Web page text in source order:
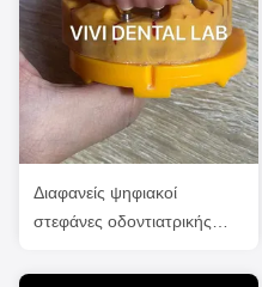
Διαφανείς ψηφιακοί
στεφάνες οδοντιατρικής
πορσελάνη